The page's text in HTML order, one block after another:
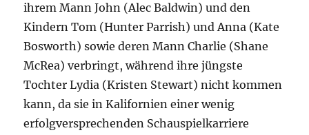
ihrem Mann John (Alec Baldwin) und den
Kindern Tom (Hunter Parrish) und Anna (Kate
Bosworth) sowie deren Mann Charlie (Shane
McRea) verbringt, während ihre jüngste
Tochter Lydia (Kristen Stewart) nicht kommen
kann, da sie in Kalifornien einer wenig
erfolgversprechenden Schauspielkarriere